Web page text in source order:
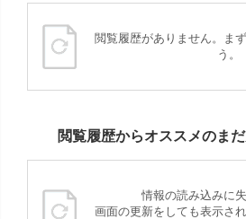
閲覧履歴がありません。ま
う。
閲覧履歴からオススメのま
情報の読み込みに
画面の更新をしても表示さ